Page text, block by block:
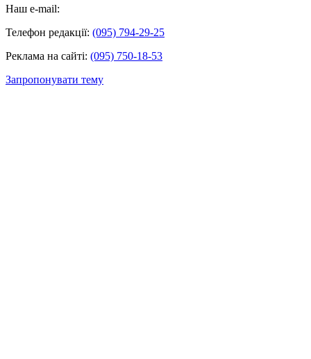
Наш e-mail:
Телефон редакції: (095) 794-29-25
Реклама на сайті: (095) 750-18-53
Запропонувати тему